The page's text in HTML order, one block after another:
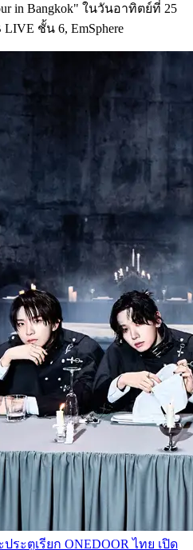
in Bangkok" ในวันอาทิตย์ที่ 25
ชั้น 6, EmSphere
ระตูเรียก ONEDOOR ไทย เปิด